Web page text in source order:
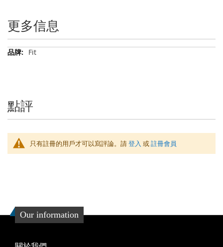
更多信息
更
Fit
點評
只有註冊的用戶才可以寫評論。請登入 或註冊會員
Our information